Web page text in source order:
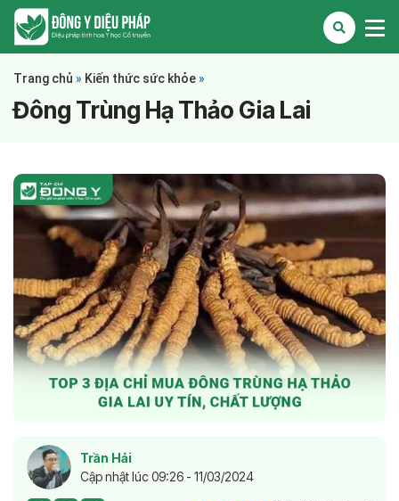
Trang chủ » Kiến thức sức khỏe »
Đông Trùng Hạ Thảo Gia Lai
Trần Hải
Cập nhật lúc 09:26 - 11/03/2024